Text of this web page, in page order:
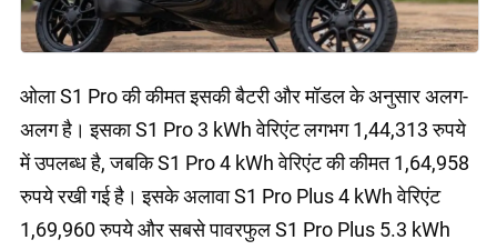
ओला S1 Pro की कीमत इसकी बैटरी और मॉडल के अनुसार अलग-
अलग है। इसका S1 Pro 3 kWh वेरिएंट लगभग 1,44,313 रुपये
में उपलब्ध है, जबकि S1 Pro 4 kWh वेरिएंट की कीमत 1,64,958
रुपये रखी गई है। इसके अलावा S1 Pro Plus 4 kWh वेरिएंट
1,69,960 रुपये और सबसे पावरफुल S1 Pro Plus 5.3 kWh